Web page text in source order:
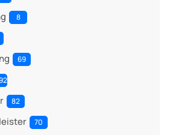
8
69
82
70